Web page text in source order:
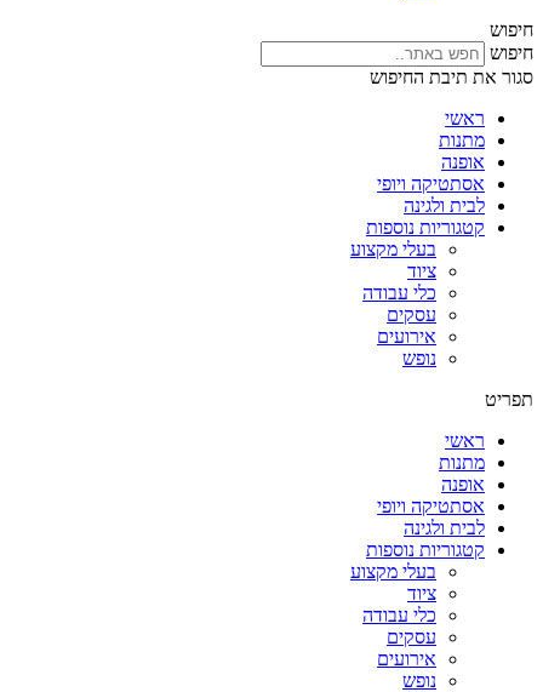
חיפוש
חיפוש
סגור את תיבת החיפוש
ראשי
מתנות
אופנה
אסתטיקה ויופי
לבית ולגינה
קטגוריות נוספות
בעלי מקצוע
ציוד
כלי עבודה
עסקים
אירועים
נופש
תפריט
ראשי
מתנות
אופנה
אסתטיקה ויופי
לבית ולגינה
קטגוריות נוספות
בעלי מקצוע
ציוד
כלי עבודה
עסקים
אירועים
נופש